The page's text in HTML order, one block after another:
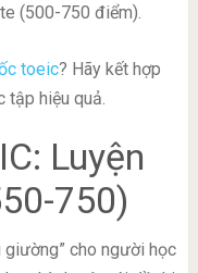
(500-750 điểm).
toeic? Hãy kết hợp
tập hiệu quả.
Luyện
750)
giường” cho người học